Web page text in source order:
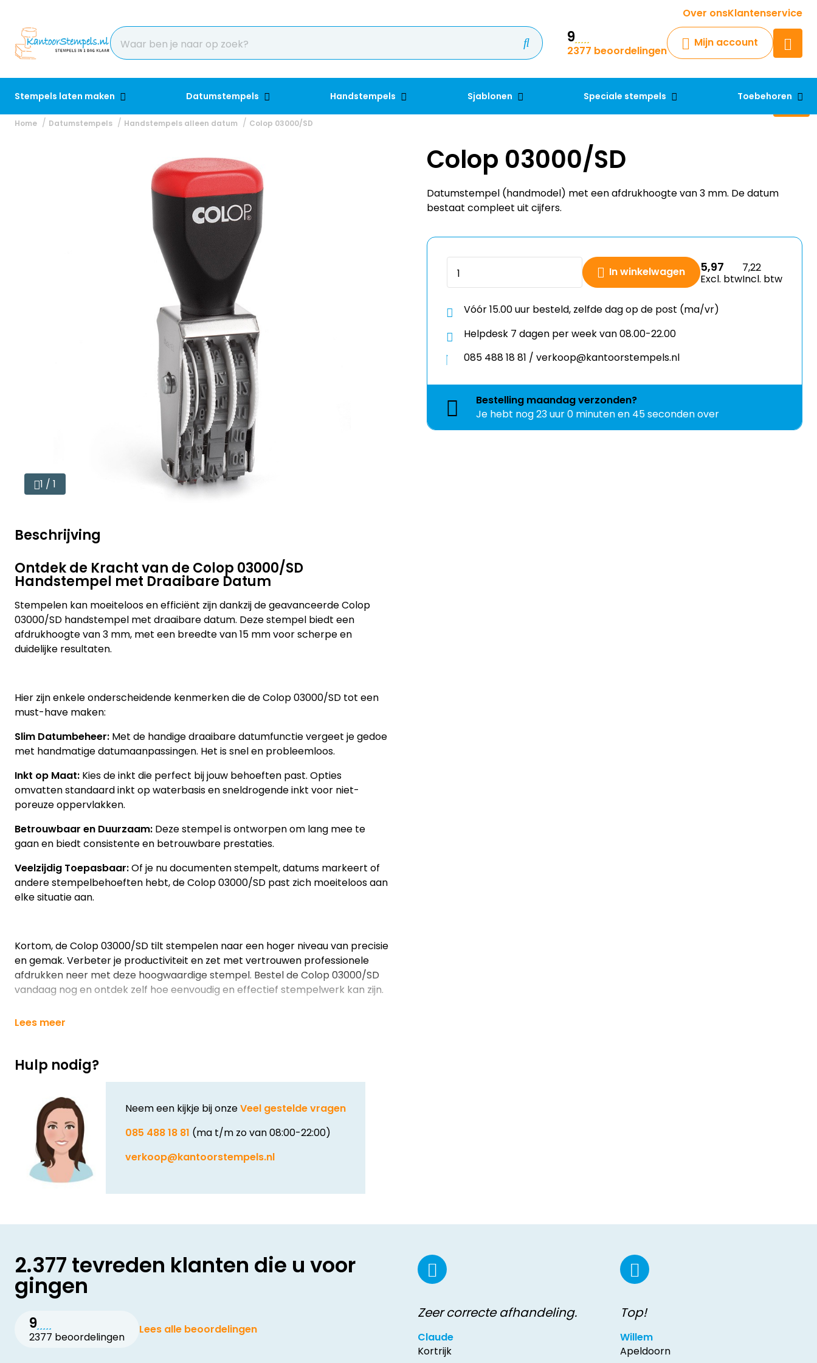
Over onsKlantenservice
9
2377 beoordelingen
Mijn account
Stempels laten maken Datumstempels Handstempels Sjablonen Speciale stempels Toebehoren
Krijg een antwoord op uw vraag
Chatbot
Chat 24/7 met onze chatbot
Contact
Home Datumstempels Handstempels alleen datum Colop 03000/SD
1 / 1
Beschrijving
Ontdek de Kracht van de Colop 03000/SD
Handstempel met Draaibare Datum
Stempelen kan moeiteloos en efficiënt zijn dankzij de geavanceerde Colop
03000/SD handstempel met draaibare datum. Deze stempel biedt een
afdrukhoogte van 3 mm, met een breedte van 15 mm voor scherpe en
duidelijke resultaten.
Hier zijn enkele onderscheidende kenmerken die de Colop 03000/SD tot een
must-have maken:
Slim Datumbeheer: Met de handige draaibare datumfunctie vergeet je gedoe
met handmatige datumaanpassingen. Het is snel en probleemloos.
Inkt op Maat: Kies de inkt die perfect bij jouw behoeften past. Opties
omvatten standaard inkt op waterbasis en sneldrogende inkt voor niet-
poreuze oppervlakken.
Betrouwbaar en Duurzaam: Deze stempel is ontworpen om lang mee te
gaan en biedt consistente en betrouwbare prestaties.
Veelzijdig Toepasbaar:Of je nu documenten stempelt, datums markeert of
andere stempelbehoeften hebt, de Colop 03000/SD past zich moeiteloos aan
elke situatie aan.
Kortom, de Colop 03000/SD tilt stempelen naar een hoger niveau van precisie
en gemak. Verbeter je productiviteit en zet met vertrouwen professionele
afdrukken neer met deze hoogwaardige stempel. Bestel de Colop 03000/SD
vandaag nog en ontdek zelf hoe eenvoudig en effectief stempelwerk kan zijn.
Lees meer
Hulp nodig?
Neem een kijkje bij onzeVeel gestelde vragen
085 488 18 81 (ma t/m zo van 08:00-22:00)
verkoop@kantoorstempels.nl
Colop 03000/SD
Datumstempel (handmodel) met een afdrukhoogte van 3 mm. De datum
bestaat compleet uit cijfers.
In winkelwagen 5,97
Excl. btw
7,22
Incl. btw
Vóór 15.00 uur besteld, zelfde dag op de post (ma/vr)
Helpdesk 7 dagen per week van 08.00-22.00
085 488 18 81 / verkoop@kantoorstempels.nl
Bestelling maandagverzonden?
Je hebt nog23 uur 0 minuten en 45 seconden over
2.377 tevreden klanten die u voor
gingen
9
2377 beoordelingen
Lees alle beoordelingen
Zeer correcte afhandeling.
Claude
Kortrijk
Top!
Willem
Apeldoorn